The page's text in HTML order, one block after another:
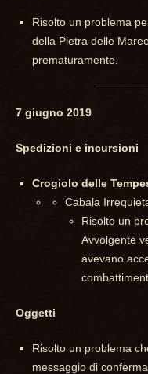
Risolto un problema
della Pietra delle
prematuramente.
7 giugno 2019
Spedizioni e incursioni
Crogiolo delle
Cabala
Risolto un
Avvolgente
avevano
Oggetti
Risolto un problema
messaggio di